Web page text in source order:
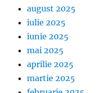
august 2025
iulie 2025
iunie 2025
mai 2025
aprilie 2025
martie 2025